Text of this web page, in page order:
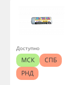
Доступно
МСК
СПБ
РНД